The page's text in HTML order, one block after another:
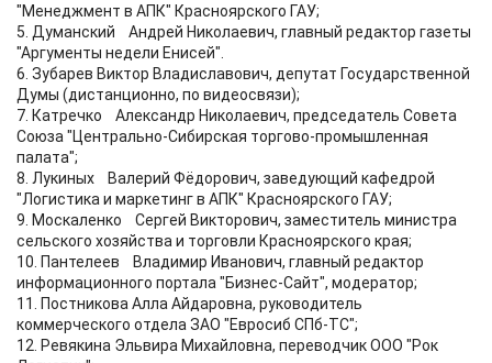
"Менеджмент в АПК" Красноярского ГАУ;
5. Думанский Андрей Николаевич, главный редактор газеты
"Аргументы недели Енисей".
6. Зубарев Виктор Владиславович, депутат Государственной
Думы (дистанционно, по видеосвязи);
7. Катречко Александр Николаевич, председатель Совета
Союза "Центрально-Сибирская торгово-промышленная
палата";
8. Лукиных Валерий Фёдорович, заведующий кафедрой
"Логистика и маркетинг в АПК" Красноярского ГАУ;
9. Москаленко Сергей Викторович, заместитель министра
сельского хозяйства и торговли Красноярского края;
10. Пантелеев Владимир Иванович, главный редактор
информационного портала "Бизнес-Сайт", модератор;
11. Постникова Алла Айдаровна, руководитель
коммерческого отдела ЗАО "Евросиб СПб-ТС";
12. Ревякина Эльвира Михайловна, переводчик ООО "Рок